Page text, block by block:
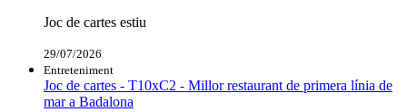
Joc de cartes estiu
29/07/2026
Entreteniment
Joc de cartes - T10xC2 - Millor restaurant de primera línia de
mar a Badalona